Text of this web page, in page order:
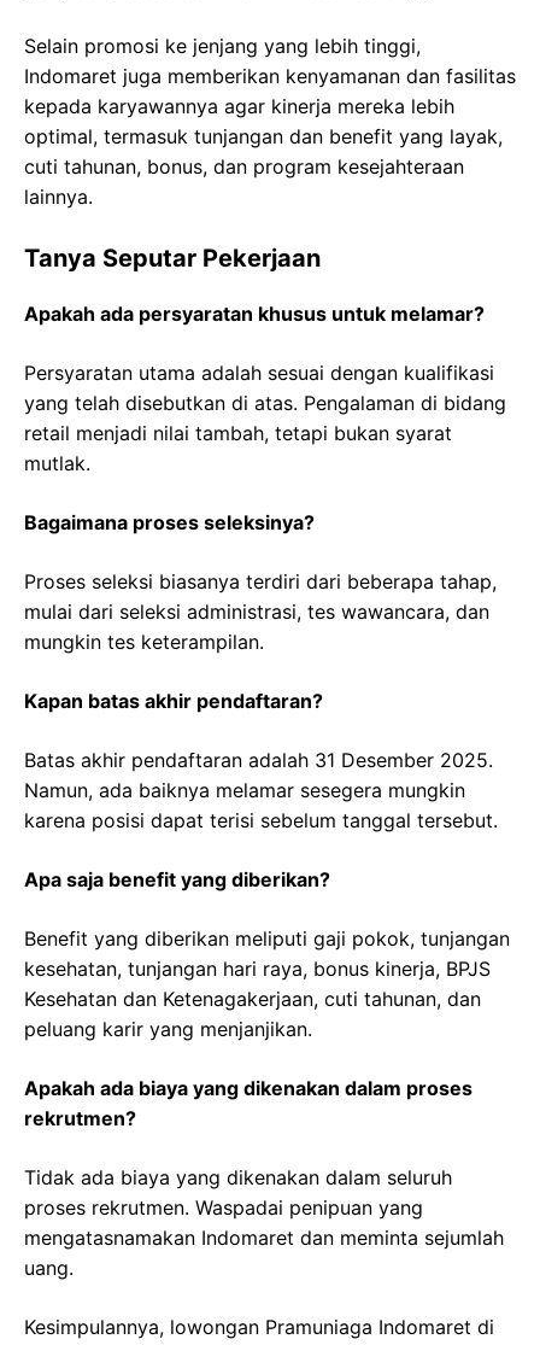
Selain promosi ke jenjang yang lebih tinggi,
Indomaret juga memberikan kenyamanan dan fasilitas
kepada karyawannya agar kinerja mereka lebih
optimal, termasuk tunjangan dan benefit yang layak,
cuti tahunan, bonus, dan program kesejahteraan
lainnya.
Tanya Seputar Pekerjaan
Apakah ada persyaratan khusus untuk melamar?
Persyaratan utama adalah sesuai dengan kualifikasi
yang telah disebutkan di atas. Pengalaman di bidang
retail menjadi nilai tambah, tetapi bukan syarat
mutlak.
Bagaimana proses seleksinya?
Proses seleksi biasanya terdiri dari beberapa tahap,
mulai dari seleksi administrasi, tes wawancara, dan
mungkin tes keterampilan.
Kapan batas akhir pendaftaran?
Batas akhir pendaftaran adalah 31 Desember 2025.
Namun, ada baiknya melamar sesegera mungkin
karena posisi dapat terisi sebelum tanggal tersebut.
Apa saja benefit yang diberikan?
Benefit yang diberikan meliputi gaji pokok, tunjangan
kesehatan, tunjangan hari raya, bonus kinerja, BPJS
Kesehatan dan Ketenagakerjaan, cuti tahunan, dan
peluang karir yang menjanjikan.
Apakah ada biaya yang dikenakan dalam proses
rekrutmen?
Tidak ada biaya yang dikenakan dalam seluruh
proses rekrutmen. Waspadai penipuan yang
mengatasnamakan Indomaret dan meminta sejumlah
uang.
Kesimpulannya, lowongan Pramuniaga Indomaret di